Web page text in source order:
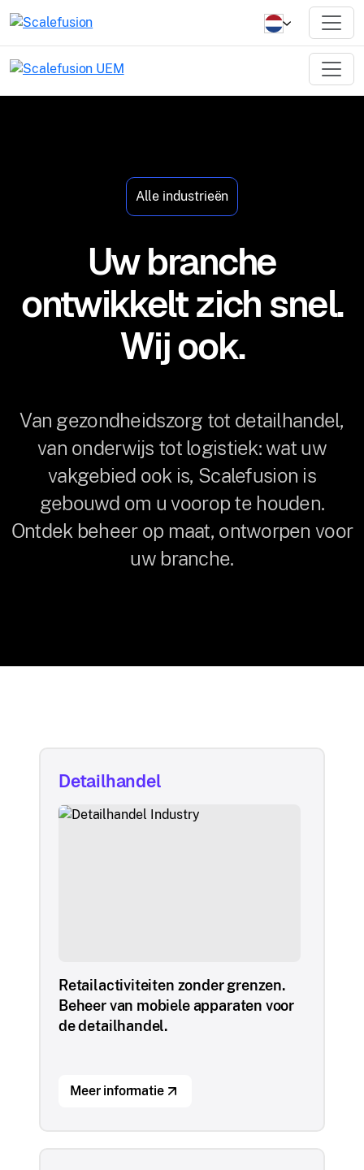
Alle industrieën
Uw branche
ontwikkelt zich snel.
Wij ook.
Van gezondheidszorg tot detailhandel,
van onderwijs tot logistiek: wat uw
vakgebied ook is, Scalefusion is
gebouwd om u voorop te houden.
Ontdek beheer op maat, ontworpen voor
uw branche.
Detailhandel
Retailactiviteiten zonder grenzen.
Beheer van mobiele apparaten voor
de detailhandel.
Meer informatie